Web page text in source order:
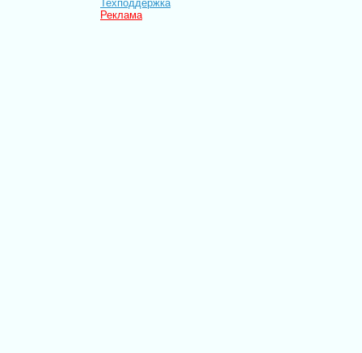
Техподдержка
Реклама